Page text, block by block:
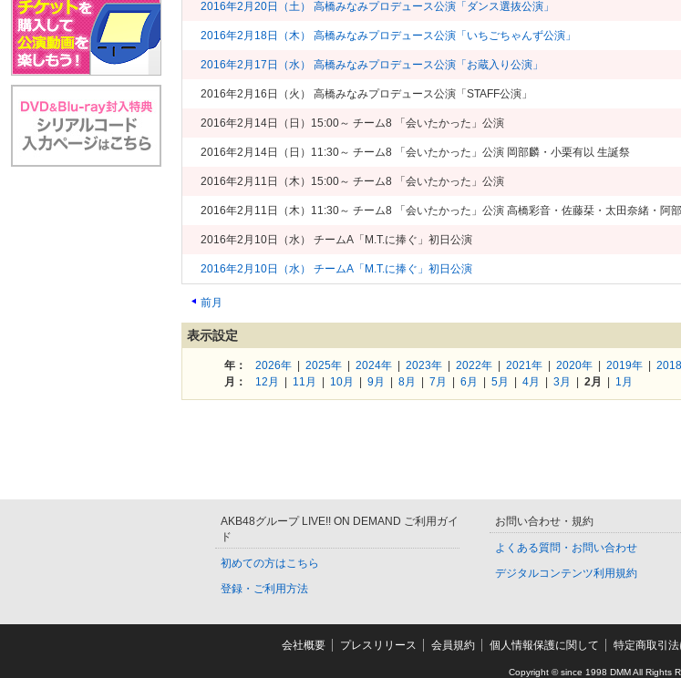
2016年2月20日（土） 高橋みなみプロデュース公演「ダンス選抜公演」
2016年2月18日（木） 高橋みなみプロデュース公演「いちごちゃんず公演」
2016年2月17日（水） 高橋みなみプロデュース公演「お蔵入り公演」
2016年2月16日（火） 高橋みなみプロデュース公演「STAFF公演」
2016年2月14日（日）15:00～ チーム8 「会いたかった」公演
2016年2月14日（日）11:30～ チーム8 「会いたかった」公演 岡部麟・小栗有以 生誕祭
2016年2月11日（木）15:00～ チーム8 「会いたかった」公演
2016年2月11日（木）11:30～ チーム8 「会いたかった」公演 高橋彩音・佐藤栞・太田奈緒・阿
2016年2月10日（水） チームA「M.T.に捧ぐ」初日公演
2016年2月10日（水） チームA「M.T.に捧ぐ」初日公演
前月
表示設定
年： 2026年| 2025年| 2024年| 2023年| 2022年| 2021年| 2020年| 2019年|
月：
12月 11月 10月 9月 8月 7月 6月 5月 4月 3月 2月 1月
AKB48グループ LIVE!! ON DEMAND ご利用ガイ
ド
初めての方はこちら
登録・ご利用方法
お問い合わせ・規約
よくある質問・お問い合わせ
デジタルコンテンツ利用規約
会社概要 プレスリリース 会員規約 個人情報保護に関して 特定商取引
Copyright © since 1998 DMM All Rights